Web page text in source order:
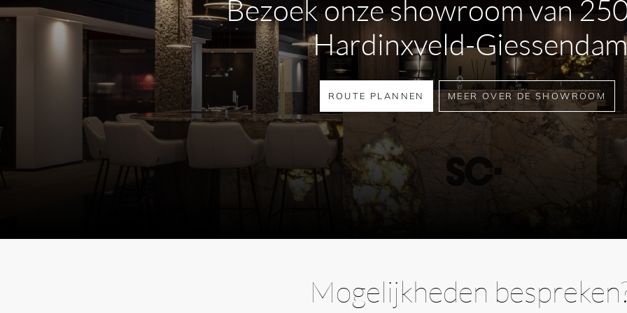
Black Polish
Polish Rose Gold
Light Gold Polish
Polish Gold
Mokka
Mokka afwerking
is een van de nieuwe kleuren binnen de collectie en
sluit mooi aan bij warme, aardse materialen in de badkamer. Denk aan
natuursteen, beige tegels, houtlook materialen en bronzen accenten. Voor
Bezoek onze showroom van
Hardinxveld-Giessendam
ROUTE PLANNEN MEER OVER DE SHOWROOM
Mogelijkheden